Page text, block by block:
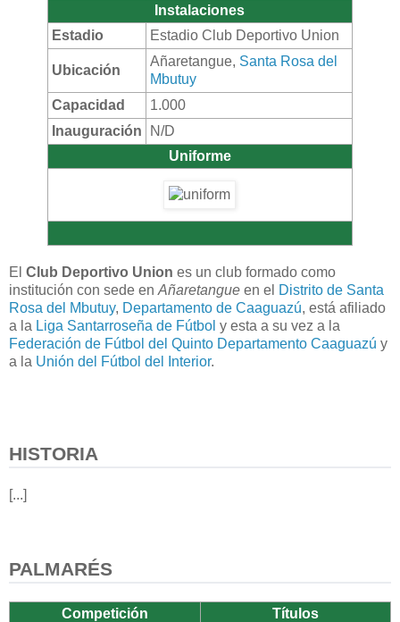
Instalaciones
Estadio
Estadio Club Deportivo Union
Ubicación
Añaretangue, Santa Rosa del
Mbutuy
Capacidad
1.000
Inauguración
N/D
Uniforme
El Club Deportivo Union es un club formado como
institución con sede en Añaretangue en el Distrito de Santa
Rosa del Mbutuy, Departamento de Caaguazú, está afiliado
a la Liga Santarroseña de Fútbol y esta a su vez a la
Federación de Fútbol del Quinto Departamento Caaguazú y
a la Unión del Fútbol del Interior.
HISTORIA
[...]
PALMARÉS
Competición
Títulos